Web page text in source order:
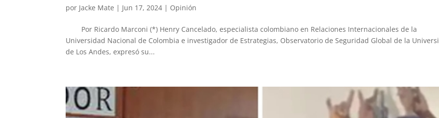
por Jacke Mate | Jun 17, 2024 | Opinión
Por Ricardo Marconi (*) Henry Cancelado, especialista colombiano en Relaciones Internacionales de la
Universidad Nacional de Colombia e investigador de Estrategias, Observatorio de Seguridad Global de la
de Los Andes, expresó su...